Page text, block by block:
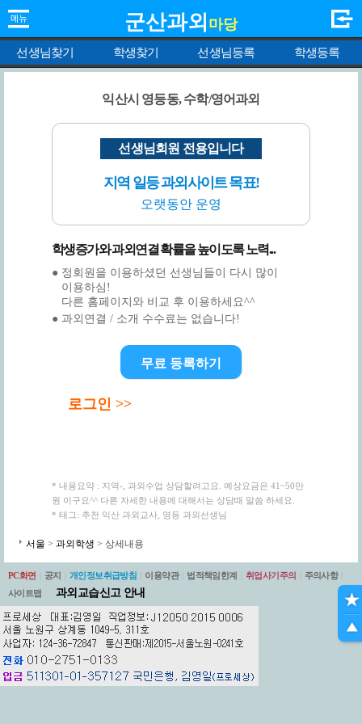
군산과외 마당
선생님찾기 학생찾기 선생님등록 학생등록
익산시 영등동, 수학/영어과외
선생님회원 전용입니다
지역 일등 과외사이트 목표!
오랫동안 운영
학생증가와 과외연결 확률을 높이도록 노력...
● 정회원을 이용하셨던 선생님들이 다시 많이
이용하심!
다른 홈페이지와 비교 후 이용하세요^^
● 과외연결 / 소개 수수료는 없습니다!
무료 등록하기
로그인 >>
* 내용요약 : 지역-, 과외수업 상담할려고요. 예상요금은 41~50만
원 이구요^^ 다른 자세한 내용에 대해서는 상담때 말씀 하세요.
* 태그: 추천 익산 과외교사, 영등 과외선생님
서울 > 과외학생 > 상세내용
PC화면 공지 개인정보취급방침 이용약관 법적책임한계 취업사기주의 주의사항
사이트맵
과외교습신고 안내